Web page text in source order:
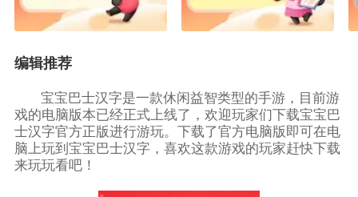
编辑推荐
宝宝巴士汉字是一款休闲益智类型的手游，目前游
戏的电脑版本已经正式上线了，欢迎玩家们下载宝宝巴
士汉字官方正版进行游玩。下载了官方电脑版即可在电
脑上玩到宝宝巴士汉字，喜欢这款游戏的玩家赶快下载
来玩玩看吧！